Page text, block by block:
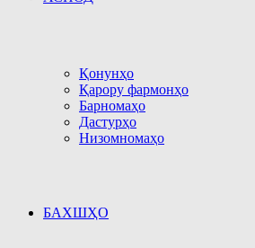
Қонунҳо
Қарору фармонҳо
Барномаҳо
Дастурҳо
Низомномаҳо
БАХШҲО